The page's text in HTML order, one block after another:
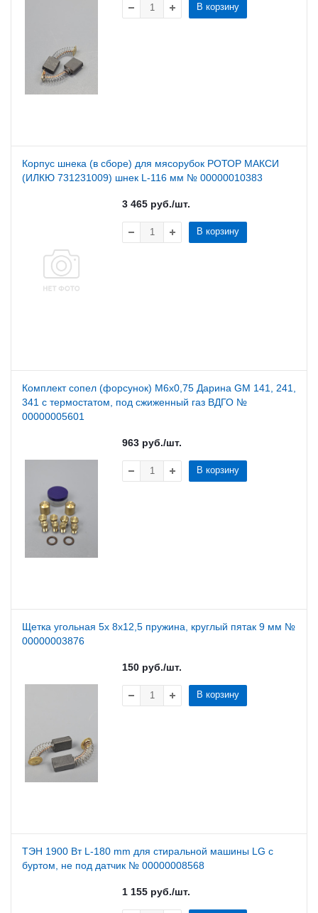
В корзину
Корпус шнека (в сборе) для мясорубок РОТОР МАКСИ
(ИЛКЮ 731231009) шнек L-116 мм № 00000010383
3 465 руб./шт.
В корзину
Комплект сопел (форсунок) М6x0,75 Дарина GM 141, 241,
341 с термостатом, под сжиженный газ ВДГО №
00000005601
963 руб./шт.
В корзину
Щетка угольная 5х 8х12,5 пружина, круглый пятак 9 мм №
00000003876
150 руб./шт.
В корзину
ТЭН 1900 Вт L-180 mm для стиральной машины LG с
буртом, не под датчик № 00000008568
1 155 руб./шт.